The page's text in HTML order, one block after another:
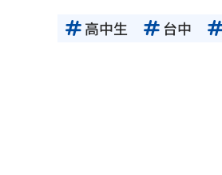
高中生 台中